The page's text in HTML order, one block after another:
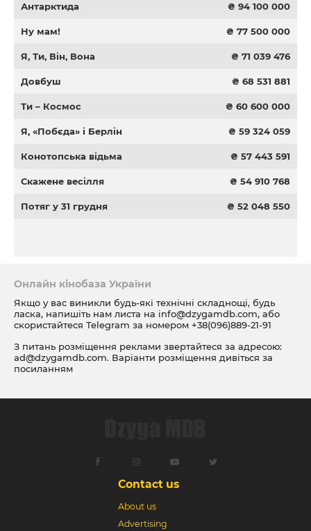
Антарктида ₴ 94 100 000
Ну мам! ₴ 77 500 000
Я, Ти, Він, Вона ₴ 71 039 476
Довбуш ₴ 68 531 881
Ти – Космос ₴ 60 600 000
Я, «Побєда» і Берлін ₴ 59 324 059
Конотопська відьма ₴ 57 443 591
Скажене весілля ₴ 54 910 768
Потяг у 31 грудня ₴ 52 048 550
Онлайн кінобаза України
Якщо у вас виникли будь-які технічні складнощі, будь
ласка, напишіть нам листа на info@dzygamdb.com, або
скористайтеся Telegram за номером +38(096)889-21-91
З питань розміщення реклами звертайтеся за адресою:
ad@dzygamdb.com. Варіанти розміщення дивіться за
посиланням
Contact us
About us
Advertising